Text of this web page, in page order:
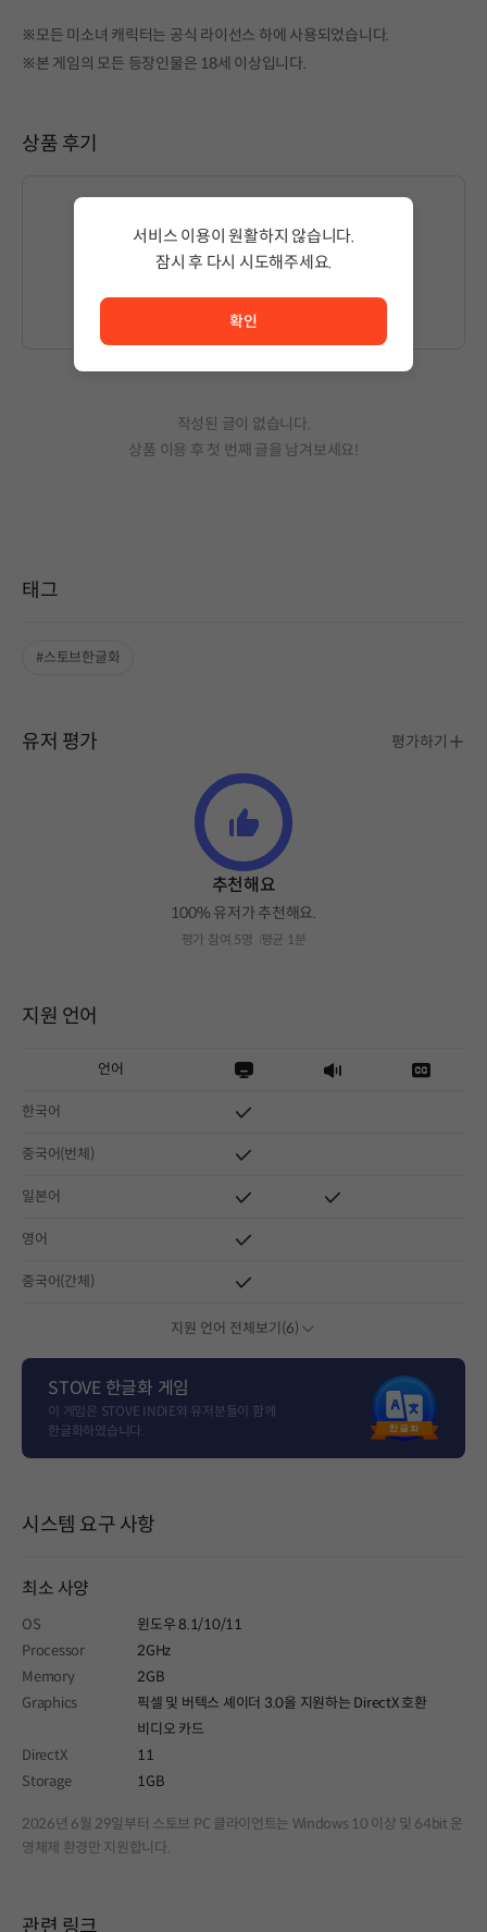
※모든 미소녀 캐릭터는 공식 라이선스 하에 사용되었습니다.
※본 게임의 모든 등장인물은 18세 이상입니다.
상품 후기
글을 작성하시려면 로그인해주세요.
작성된 글이 없습니다.
상품 이용 후 첫 번째 글을 남겨보세요!
태그
#스토브한글화
유저 평가 평가하기
추천해요
100% 유저가 추천해요.
평가 참여 5명 평균 1분
지원 언어
언어
한국어
중국어(번체)
일본어
영어
중국어(간체)
지원 언어 전체보기(6)
STOVE 한글화 게임
이 게임은 STOVE INDIE와 유저분들이 함께
한글화하였습니다.
시스템 요구 사항
최소 사양
OS
윈도우 8.1/10/11
Processor
2GHz
Memory
2GB
Graphics
픽셀 및 버텍스 셰이더 3.0을 지원하는 DirectX 호환
비디오 카드
DirectX
11
Storage
1GB
2026년 6월 29일부터 스토브 PC 클라이언트는 Windows 10 이상 및 64bit 운
영체제 환경만 지원합니다.
관련 링크
서비스 이용이 원활하지 않습니다.
잠시 후 다시 시도해주세요.
확인